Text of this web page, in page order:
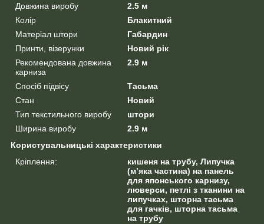
Довжина виробу
2.5 м
Колір
Блакитний
Матеріал штори
Габардин
Принти, візерунки
Новий рік
Рекомендована довжина
карниза
2.9 м
Спосіб підвісу
Тасьма
Стан
Новий
Тип текстильного виробу
штори
Ширина виробу
2.9 м
Користувальницькі характеристики
Кріплення:
кишеня на трубу, Липучка
(м’яка частина) на панель
для японського карнизу,
люверси, петлі з тканини на
липучках, шторна тасьма
для гачків, шторна тасьма
на трубу